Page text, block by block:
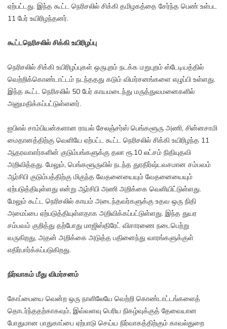
ஏற்பட்டது. இந்த கூட்ட நெரிசலில் சிக்கி தமிழகத்தை சேர்ந்த பெண் உள்பட
11 பேர் உயிரிழந்தனர்.
கூட்டநெரிசலில் சிக்கி உயிரிழப்பு
நெரிசலில் சிக்கி உயிரிழப்புகள் ஒருபுறம் நடக்க மறுபுறம் ஸ்டேடியத்தில்
வெற்றிக்கொண்டாட்டம் நடந்ததது கடும் விமர்சனங்களை எழுப்பி உள்ளது.
இந்த கூட்ட நெரிசலில் 50 பேர் காயமடைந்து மருத்துவமனைகளில்
அனுமதிக்கப்பட்டுள்ளனர்.
ஐபிஎல் சாம்பியன்களான ராயல் சேலஞ்சர்ஸ் பெங்களூரு அணி, சின்னசாமி
மைதானத்திற்கு வெளியே ஏற்பட்ட கூட்ட நெரிசலில் சிக்கி உயிரிழந்த 11
ஆதரவாளர்களின் குடும்பங்களுக்கு தலா ரூ.10 லட்சம் நிதியுதவி
அறிவித்தது. மேலும், பெங்களூருவில் நடந்த துரதிர்ஷ்டவசமான சம்பவம்
ஆர்சிபி குடும்பத்திற்கு மிகுந்த வேதனையையும் வேதனையையும்
ஏற்படுத்தியுள்ளது என்று ஆர்சிபி அணி அறிக்கை வெளியிட்டுள்ளது.
மேலும் கூட்ட நெரிசலில் காயம் அடைந்தவர்களுக்கு உதவ ஒரு நிதி
அமைப்பை ஏற்படுத்தியுள்ளதாக அறிவிக்கப்பட்டுள்ளது. இந்த துயர
சம்பவம் குறித்து தற்போது மாஜிஸ்திரேட் விசாரணை நடைபெற்று
வருகிறது, அதன் அறிக்கை அடுத்த பதினைந்து வாரங்களுக்குள்
எதிர்பார்க்கப்படுகிறது.
நிர்வாகம் மீது விமர்சனம்
கோப்பையை வென்ற ஒரு நாளிலேயே வெற்றி கொண்டாட்டங்களைத்
தொடர்ந்ததற்காகவும், இவ்வளவு பெரிய நிகழ்வுக்குத் தேவையான
போதுமான பாதுகாப்பை ஏற்பாடு செய்ய நிர்வாகத்திற்கும் காவல்துறை